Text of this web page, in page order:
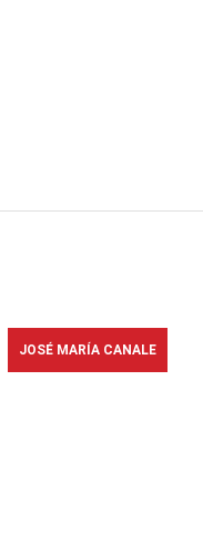
JOSÉ MARÍA CANALE